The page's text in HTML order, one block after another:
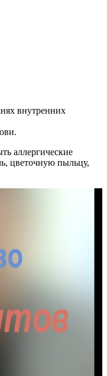
внутренних
аллергические
цветочную пыльцу,